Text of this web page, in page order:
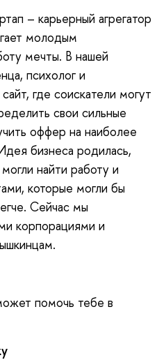
– карьерный агрегатор
молодым
мечты. В нашей
психолог и
где соискатели могут
свои сильные
оффер на наиболее
бизнеса родилась,
найти работу и
которые могли бы
Сейчас мы
корпорациями и
помочь тебе в